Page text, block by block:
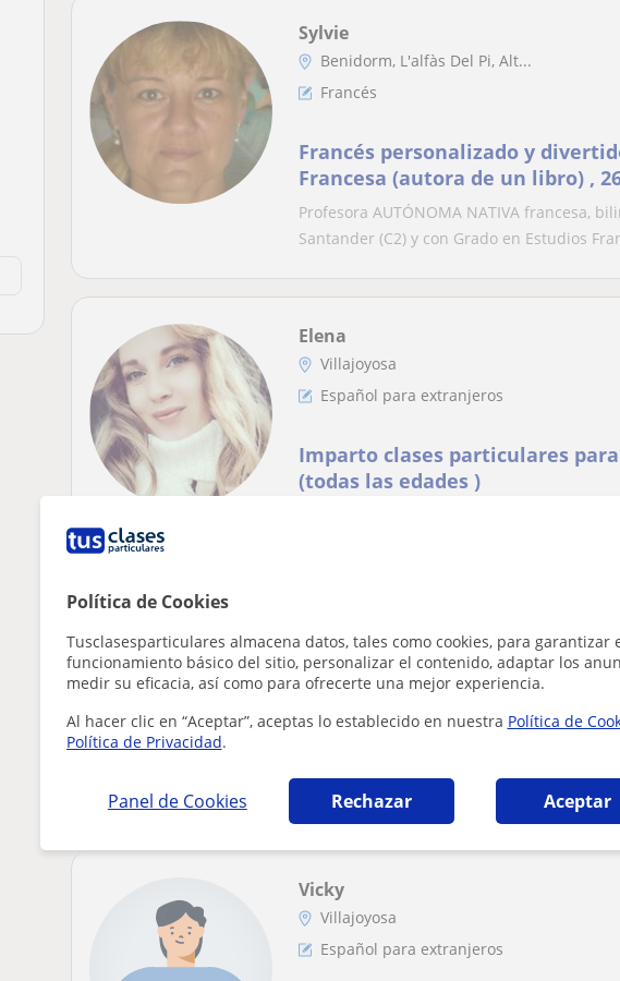
Política de Cookies
Tusclasesparticulares almacena datos, tales como cookies, para garantizar
funcionamiento básico del sitio, personalizar el contenido, adaptar los
medir su eficacia, así como para ofrecerte una mejor experiencia.
Al hacer clic en “Aceptar”, aceptas lo establecido en nuestra Política de
Política de Privacidad.
Panel de Cookies Rechazar Aceptar
Sylvie
Benidorm, L'alfàs Del Pi, Alt...
Francés
Francés personalizado y
Francesa (autora de un libro) ,
Profesora AUTÓNOMA NATIVA francesa,
Santander (C2) y con Grado en Estudios
Elena
Villajoyosa
Español para extranjeros
Imparto clases particulares
(todas las edades )
Imparto clases particulares de Español.
Finestrat, Benidorm, L'alfàs ...
Árabe
Clases particulares de árabe en
Ayudar a quienes quieran saber más sobre
Vicky
Villajoyosa
Español para extranjeros